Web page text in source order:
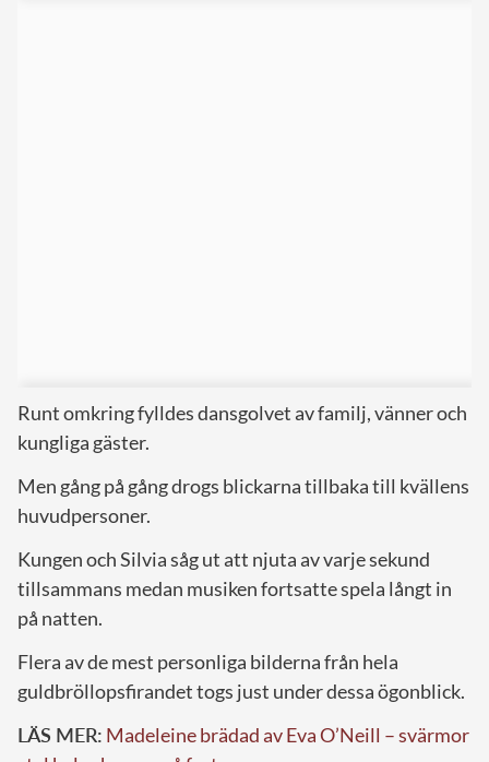
Runt omkring fylldes dansgolvet av familj, vänner och
kungliga gäster.
Men gång på gång drogs blickarna tillbaka till kvällens
huvudpersoner.
Kungen och Silvia såg ut att njuta av varje sekund
tillsammans medan musiken fortsatte spela långt in
på natten.
Flera av de mest personliga bilderna från hela
guldbröllopsfirandet togs just under dessa ögonblick.
LÄS MER: Madeleine brädad av Eva O’Neill – svärmor